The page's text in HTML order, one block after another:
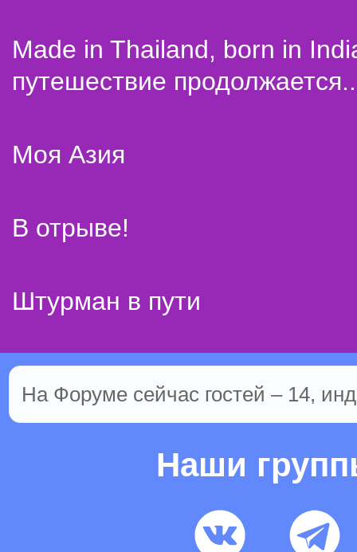
Made in Thailand, born in
путешествие
Моя Азия
В отрыве!
Штурман в пути
На Форуме сейчас гостей – 14,
Наши